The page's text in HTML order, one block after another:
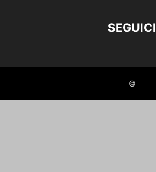
SEGUICI
©